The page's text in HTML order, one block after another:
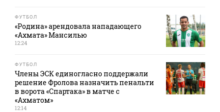
ФУТБОЛ
«Родина» арендовала нападающего
«Ахмата» Мансилью
12:24
ФУТБОЛ
Члены ЭСК единогласно поддержали
решение Фролова назначить пенальти
в ворота «Спартака» в матче с
«Ахматом»
12:14